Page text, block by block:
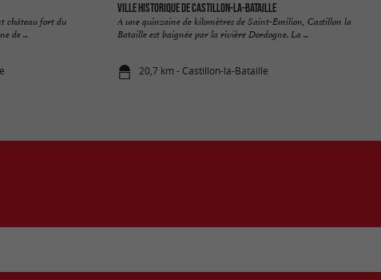
château fort du
de ...
Ville historique de Castillon-la-Bataille
A une quinzaine de kilomètres de Saint-Emilion, Castillon la
Bataille est baignée par la rivière Dordogne. La ...
20,7 km - Castillon-la-Bataille